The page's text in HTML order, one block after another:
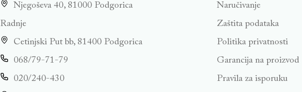
Njegoševa 40, 81000 Podgorica
Radnje
Cetinjski Put bb, 81400 Podgorica
068/79-71-79
020/240-430
Naručivanje
Zaštita podataka
Politika privatnosti
Garancija na proizvod
Pravila za isporuku